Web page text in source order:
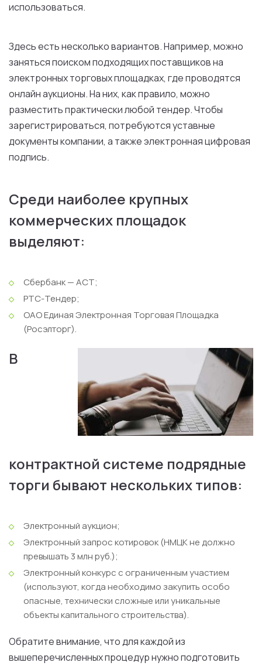
использоваться.
Здесь есть несколько вариантов. Например, можно
заняться поиском подходящих поставщиков на
электронных торговых площадках, где проводятся
онлайн аукционы. На них, как правило, можно
разместить практически любой тендер. Чтобы
зарегистрироваться, потребуются уставные
документы компании, а также электронная цифровая
подпись.
Среди наиболее крупных
коммерческих площадок
выделяют:
Сбербанк — АСТ;
РТС-Тендер;
ОАО Единая Электронная Торговая Площадка
(Росэлторг).
В
контрактной системе подрядные
торги бывают нескольких типов:
Электронный аукцион;
Электронный запрос котировок (НМЦК не должно
превышать 3 млн руб.);
Электронный конкурс с ограниченным участием
(используют, когда необходимо закупить особо
опасные, технически сложные или уникальные
объекты капитального строительства).
Обратите внимание, что для каждой из
вышеперечисленных процедур нужно подготовить